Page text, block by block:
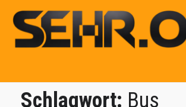
Schlagwort: Bus